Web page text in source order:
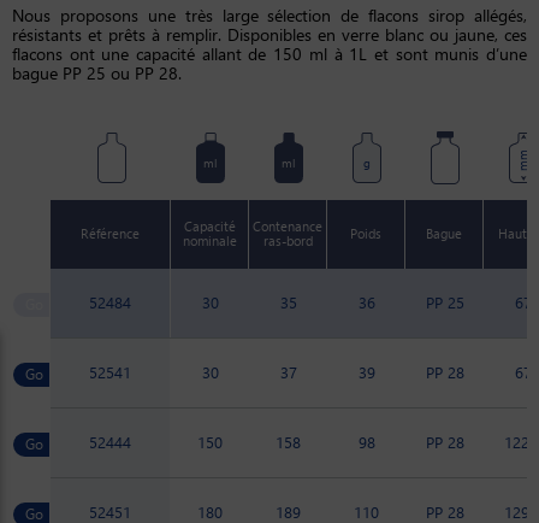
Nous proposons une très large sélection de flacons sirop allégés,
résistants et prêts à remplir. Disponibles en verre blanc ou jaune, ces
flacons ont une capacité allant de 150 ml à 1L et sont munis d’une
bague PP 25 ou PP 28.
ml ml g mm
Référence
Capacité
nominale
Contenance
ras-bord
Poids Bague
52484 30 35 36 PP 25 67
52541 30 37 39 PP 28 67
52444 150 158 98 PP 28
52451 180 189 110 PP 28